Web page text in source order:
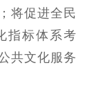
成果集萃
将促进全民
指标体系考
共文化服务